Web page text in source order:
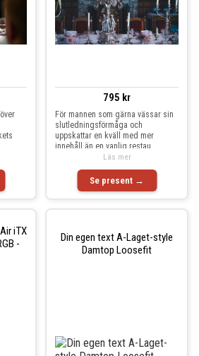
795 kr
För mannen som gärna vässar sin
slutledningsförmåga och
uppskattar en kväll med mer
innehåll än en vanlig restau
Se present →
Läs mer
iTX
-
Din egen text A-Laget-style
Damtop Loosefit